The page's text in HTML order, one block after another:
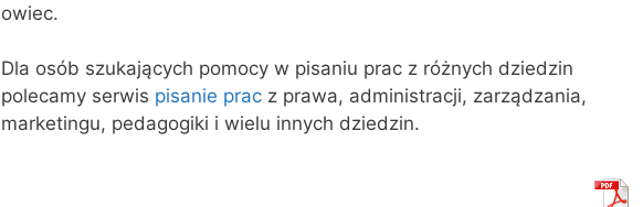
owiec.
Dla osób szukających pomocy w pisaniu prac z różnych dziedzin
polecamy serwis pisanie prac z prawa, administracji, zarządzania,
marketingu, pedagogiki i wielu innych dziedzin.